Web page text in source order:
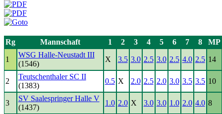
Rg Mannschaft 1 2 3 4 5 6 7 8 MP
1
WSG Halle-Neustadt III
(1546)
X 3.5 3.0 2.5 3.0 2.5 4.0 2.5 14
2
Teutschenthaler SC II
(1383)
0.5 X 2.0 2.5 2.0 3.0 3.5 3.5 10
3
SV Saalespringer Halle V
(1437)
1.0 2.0 X 3.0 3.0 1.0 2.0 4.0 8